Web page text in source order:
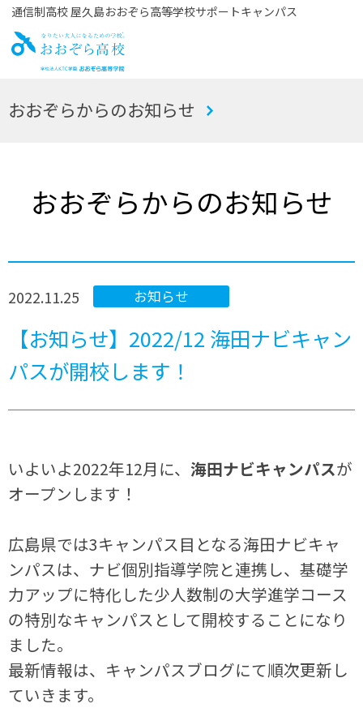
通信制高校 屋久島おおぞら高等学校サポートキャンパス
お
おおぞらからのお知らせ
おおぞらからのお知らせ
2022.11.25 お知らせ
【お知らせ】2022/12 海田ナビキャン
パスが開校します！
いよいよ2022年12月に、海田ナビキャンパスが
オープンします！
広島県では3キャンパス目となる海田ナビキャ
ンパスは、ナビ個別指導学院と連携し、基礎学
力アップに特化した少人数制の大学進学コース
の特別なキャンパスとして開校することになり
ました。
最新情報は、キャンパスブログにて順次更新し
ていきます。